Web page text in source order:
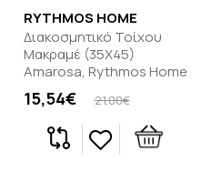
RYTHMOS HOME
Διακοσμητικό Τοίχου
Μακραμέ (35Χ45)
Amarosa, Rythmos Home
21,00€
15,54€